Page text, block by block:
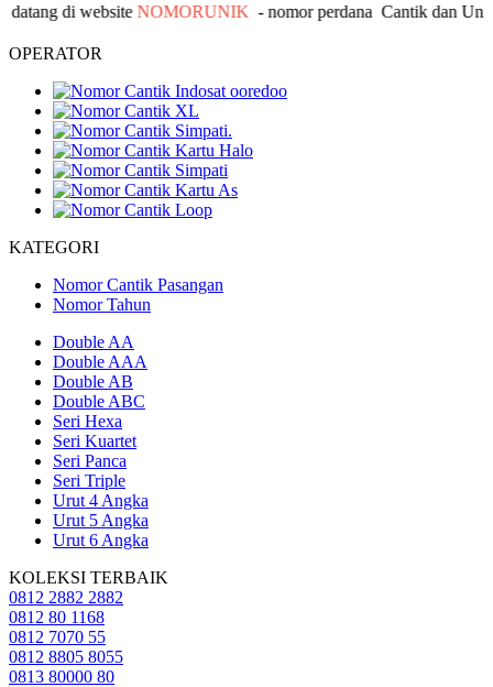
di websiteNOMORUNIK- nomorperdana C antik dan Unik -
OPERATOR
KATEGORI
Nomor Cantik Pasangan
Nomor Tahun
Double AA
Double AAA
Double AB
Double ABC
Seri Hexa
Seri Kuartet
Seri Panca
Seri Triple
Urut 4 Angka
Urut 5 Angka
Urut 6 Angka
KOLEKSI TERBAIK
0812 2882 2882
0812 80 1168
0812 7070 55
0812 8805 8055
0813 80000 80